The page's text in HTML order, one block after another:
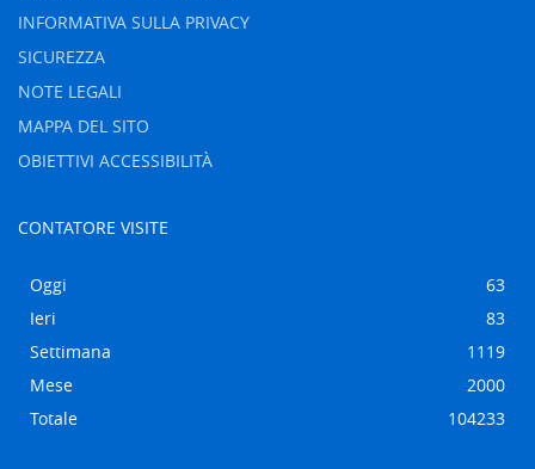
INFORMATIVA SULLA PRIVACY
SICUREZZA
NOTE LEGALI
MAPPA DEL SITO
OBIETTIVI ACCESSIBILITÀ
CONTATORE VISITE
Oggi
63
Ieri
83
Settimana
1119
Mese
2000
Totale
104233